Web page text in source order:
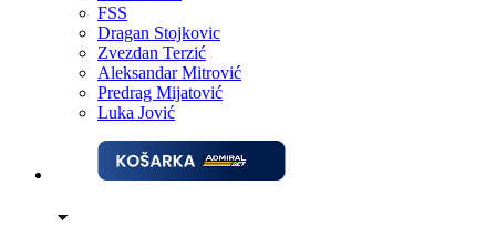
FSS
Dragan Stojkovic
Zvezdan Terzić
Aleksandar Mitrović
Predrag Mijatović
Luka Jović